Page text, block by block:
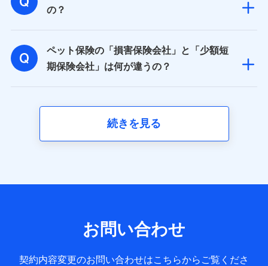
氏名、電話番号、メールアドレス、お客さまの識別子、属
性、連絡先、dポイントサービスのご利用に関する情報。例
として、dポイントカード番号、性別、年齢、家族構成、住
利用情報
当社又は株式会社NTTドコモが提供する各種サービスなどの
ご契約・ご利用などに関する情報。例として、当社又は株式
会社NTTドコモが提供する各種サービスのご契約状態・ご利
ーション利用時の行動に関する情報、購入されたサービスや
商品の名称・購入場所・決済に関する情報、アンケートの回
答に関する情報などが含まれます。
保険関連サービス情報
た情報（氏名、住所、生年月日、性別、保険契約者と被保険
の構造や築年数などの情報、ペットの種類や年齢など）及び
お客様との応対記録 （お客様に提示した比較見積の試算結
歴の情報及び保険の更改案内等を提供した際のメール内容や
の？
ペット保険の「損害保険会社」と「少額短
期保険会社」は何が違うの？
続きを見る
お問い合わせ
契約内容変更のお問い合わせはこちらからご覧くださ